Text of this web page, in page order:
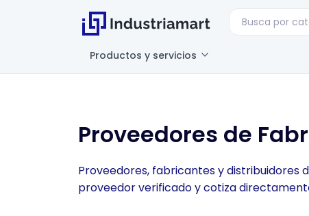
Productos y servicios
Proveedores de
Proveedores, fabricantes y distribuidores
proveedor verificado y cotiza